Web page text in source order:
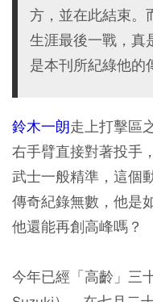
方，並在此結束。
生涯最後一戰，真
是本刊所紀綠他的
鈴木一朗走上打擊區
右手臂直接對著投手
武士一般精準，這個
傳奇紀錄無數，他是
他還能再創高峰嗎？
今年已經「高齡」三